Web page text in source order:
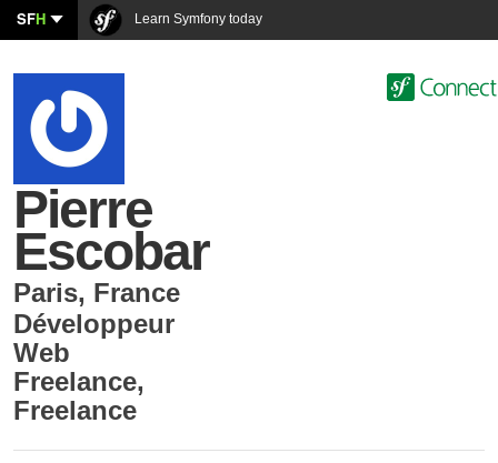
SFH Learn Symfony today
Pierre
Escobar
Paris, France
Développeur
Web
Freelance,
Freelance